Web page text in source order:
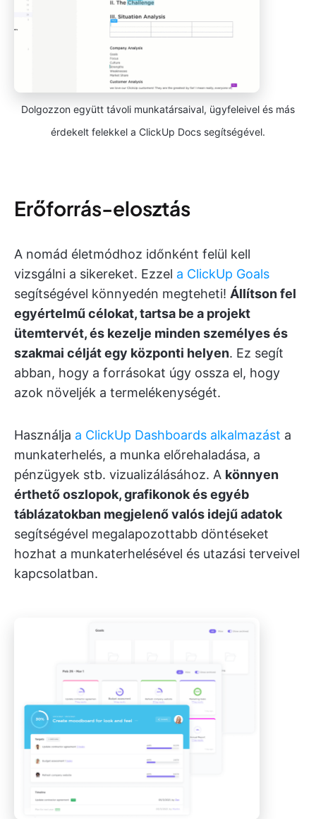
Dolgozzon együtt távoli munkatársaival, ügyfeleivel és más
érdekelt felekkel a ClickUp Docs segítségével.
Erőforrás-elosztás
A nomád életmódhoz időnként felül kell
vizsgálni a sikereket. Ezzel a ClickUp Goals
segítségével könnyedén megteheti! Állítson fel
egyértelmű célokat, tartsa be a projekt
ütemtervét, és kezelje minden személyes és
szakmai célját egy központi helyen. Ez segít
abban, hogy a forrásokat úgy ossza el, hogy
azok növeljék a termelékenységét.
Használja a ClickUp Dashboards alkalmazást a
munkaterhelés, a munka előrehaladása, a
pénzügyek stb. vizualizálásához. A könnyen
érthető oszlopok, grafikonok és egyéb
táblázatokban megjelenő valós idejű adatok
segítségével megalapozottabb döntéseket
hozhat a munkaterhelésével és utazási terveivel
kapcsolatban.